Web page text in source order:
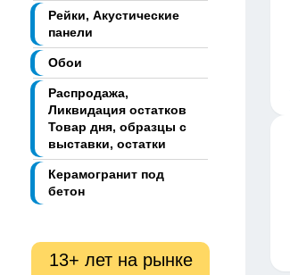
Рейки, Акустические
панели
Обои
Распродажа,
Ликвидация остатков
Товар дня, образцы с
выставки, остатки
Керамогранит под
бетон
13+ лет на рынке